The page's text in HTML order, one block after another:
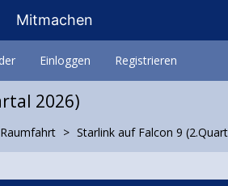
Mitmachen
Einloggen Registrieren
2026)
Starlink auf Falcon 9